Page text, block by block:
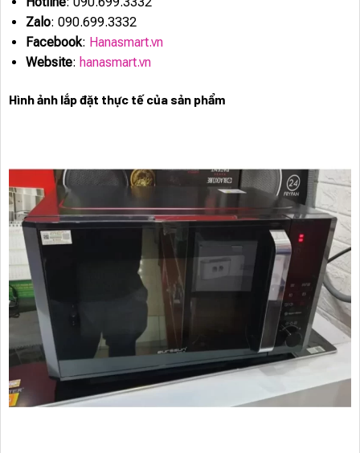
Zalo: 090.699.3332
Facebook: Hanasmart.vn
Website: hanasmart.vn
Hình ảnh lắp đặt thực tế của sản phẩm